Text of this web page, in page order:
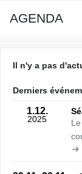
AGENDA
Il n'y a pas
Derniers
1.12.
2025